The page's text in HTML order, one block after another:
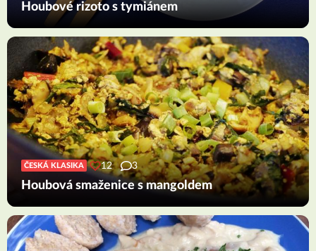
Houbové rizoto s tymiánem
ČESKÁ KLASIKA 12 3
Houbová smaženice s mangoldem